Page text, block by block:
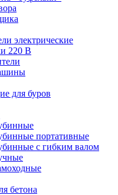
электрические
220 В
для буров
портативные
с гибким валом
бетона